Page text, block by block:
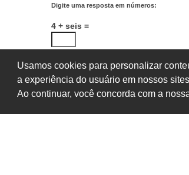
Digite uma resposta em números:
4 + seis =
Usamos cookies para personalizar
a experiência do usuário em nossos
Ao continuar, você concorda com a